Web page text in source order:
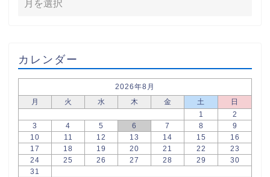
カレンダー
2026年8月
月
火 水 木 金 土
日
1
2
3
4 5 6 7 8
9
10
11 12 13 14 15
16
17
18 19 20 21 22
23
24
25 26 27 28 29
30
31